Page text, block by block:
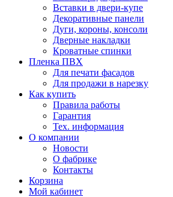
Вставки в двери-купе
Декоративные панели
Дуги, короны, консоли
Дверные накладки
Кроватные спинки
Пленка ПВХ
Для печати фасадов
Для продажи в нарезку
Как купить
Правила работы
Гарантия
Тех. информация
О компании
Новости
О фабрике
Контакты
Корзина
Мой кабинет